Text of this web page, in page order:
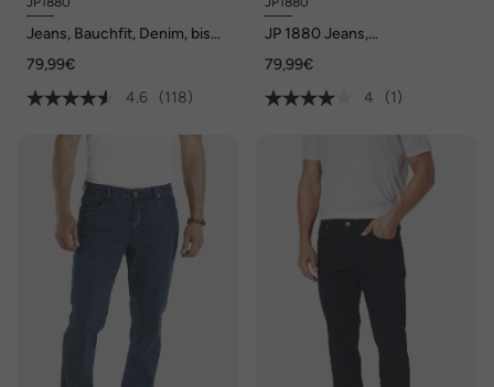
Jeans, Bauchfit, Denim, bis
79,99€
4.6
(118)
JP 1880 Jeans,
bis Gr. 72
79,99€
4
(1)